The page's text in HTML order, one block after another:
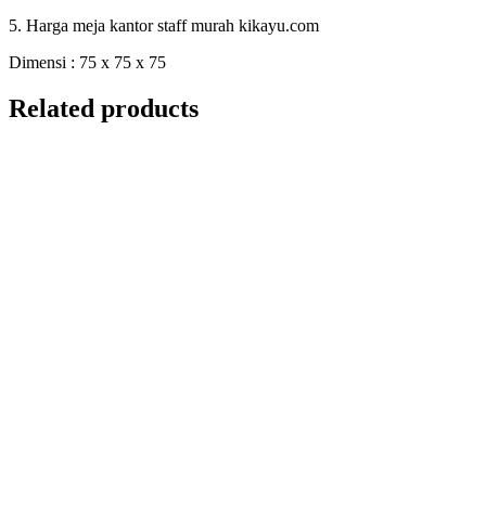
5. Harga meja kantor staff murah kikayu.com
Dimensi : 75 x 75 x 75
Related products